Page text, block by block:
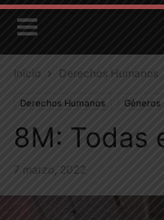
Inicio Derechos Humanos
Derechos Humanos Géneros
8M: Todas
7 marzo, 2022